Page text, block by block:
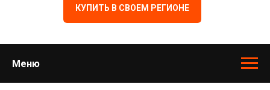
КУПИТЬ В СВОЕМ РЕГИОНЕ
Меню